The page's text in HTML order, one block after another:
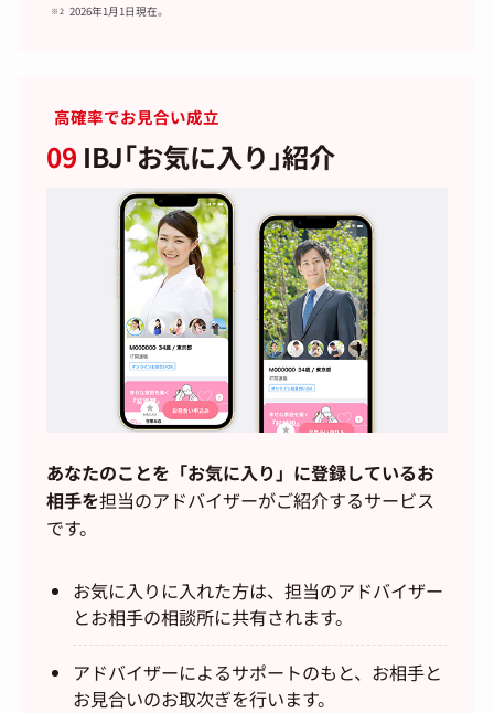
2026年1月1日現在。
高確率でお見合い成立
09 IBJ｢お気に入り｣紹介
あなたのことを「お気に入り」に登録しているお
相手を担当のアドバイザーがご紹介するサービス
です。
お気に入りに入れた方は、担当のアドバイザー
とお相手の相談所に共有されます。
アドバイザーによるサポートのもと、お相手と
お見合いのお取次ぎを行います。